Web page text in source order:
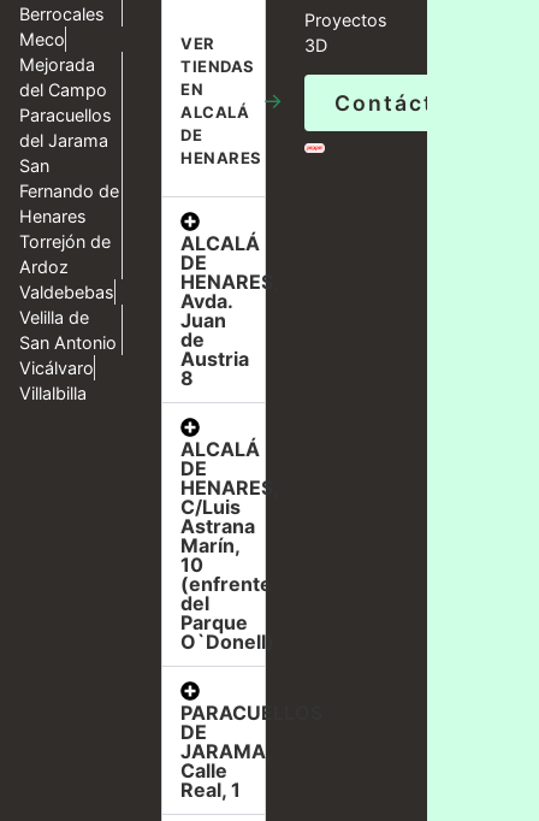
Berrocales
Meco
Mejorada
del Campo
Paracuellos
del Jarama
San
Fernando de
Henares
Torrejón de
Ardoz
Valdebebas
Velilla de
San Antonio
Vicálvaro
Villalbilla
VER
TIENDAS
EN
ALCALÁ
DE
HENARES
→
ALCALÁ
DE
HENARES,
Avda.
Juan
de
Austria
8
ALCALÁ
DE
HENARES,
C/Luis
Astrana
Marín,
10
(enfrente
del
Parque
O`Donell)
PARACUELLOS
DE
JARAMA,
Calle
Real, 1
Proyectos
3D
Contáctanos